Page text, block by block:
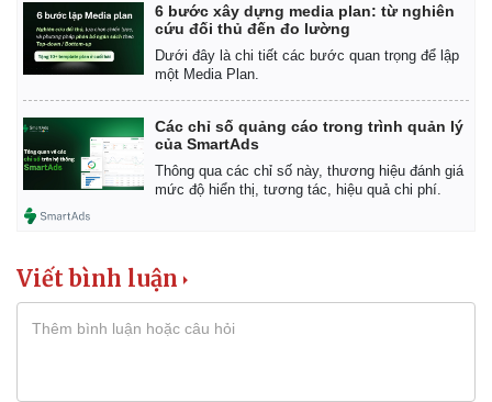
6 bước xây dựng media plan: từ nghiên
cứu đối thủ đến đo lường
Dưới đây là chi tiết các bước quan trọng để lập
một Media Plan.
Các chỉ số quảng cáo trong trình quản lý
của SmartAds
Thông qua các chỉ số này, thương hiệu đánh giá
mức độ hiển thị, tương tác, hiệu quả chi phí.
Viết bình luận